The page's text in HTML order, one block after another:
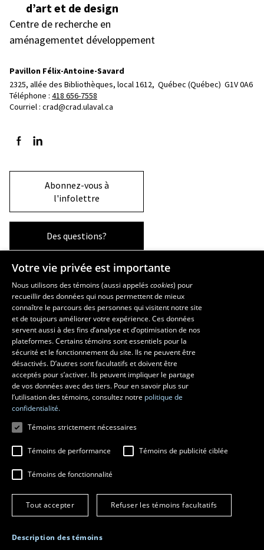
d’art et de design
Centre de recherche en
aménagementet développement
Pavillon Félix-Antoine-Savard
2325, allée des Bibliothèques, local 1612, Québec (Québec)  G1V 0A6
Téléphone : 418 656-7558
Courriel : crad@crad.ulaval.ca
Suivez-nous sur Facebook
Suivez-nous sur LinkedIn
Abonnez-vous à
l'infolettre
Des questions?
La Faculté et ses écoles
Faculté d’aménagement, d’architecture, d’art et de design
École d’art
École supérieure d’aménagement du territoire et de développement
régional
École d’architecture
École de design
© 2026 Université Laval
Tous droits réservés
Conditions générales d'utilisation
Fraude en ligne
Paramétrer les témoins
Votre vie privée est importante
Nous utilisons des témoins (aussi appeléscookies) pour
recueillir des données qui nous permettent de mieux
connaître le parcours des personnes qui visitent notre site
et de toujours améliorer votre expérience. Ces données
servent aussi à des fins d’analyse et d’optimisation de nos
plateformes. Certains témoins sont essentiels pour la
sécurité et le fonctionnement du site. Ils ne peuvent être
désactivés. D’autres sont facultatifs et doivent être
acceptés pour s’activer. Ils peuvent impliquer le partage
de vos données avec des tiers. Pour en savoir plus sur
l’utilisation des témoins, consultez notre politique de
confidentialité.
Témoins strictement nécessaires
Témoins de performance Témoins de publicité ciblée
Témoins de fonctionnalité
Tout accepter Refuser les témoins facultatifs
Description des témoins